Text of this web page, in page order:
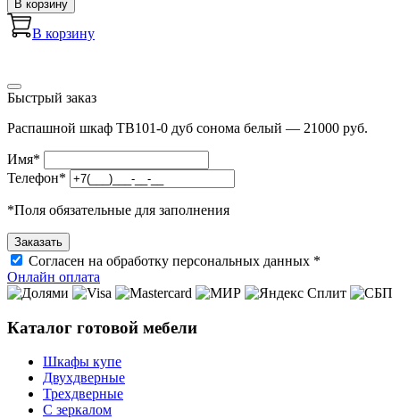
В корзину
В корзину
Быстрый заказ
Распашной шкаф TB101-0 дуб сонома белый — 21000 руб.
Имя*
Телефон*
*Поля обязательные для заполнения
Согласен на обработку персональных данных *
Онлайн оплата
Каталог готовой мебели
Шкафы купе
Двухдверные
Трехдверные
С зеркалом